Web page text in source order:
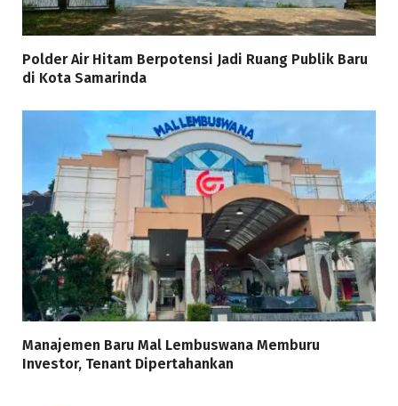
Polder Air Hitam Berpotensi Jadi Ruang Publik Baru
di Kota Samarinda
Manajemen Baru Mal Lembuswana Memburu
Investor, Tenant Dipertahankan